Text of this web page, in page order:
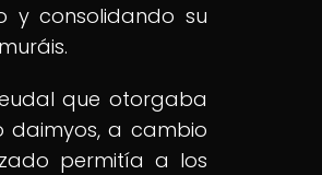
y consolidando su
que otorgaba
daimyos, a cambio
permitía a los